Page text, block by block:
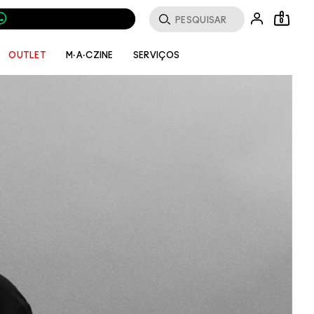
0
OUTLET M·A·CZINE SERVIÇOS